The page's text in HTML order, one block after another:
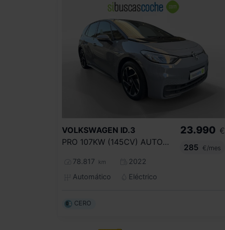
VOLKSWAGEN ID.3
PRO 107KW (145CV) AUTOMÁTICO
78.817 km
2022
Automático
Eléctrico
23.990 €
285
€/mes
CERO